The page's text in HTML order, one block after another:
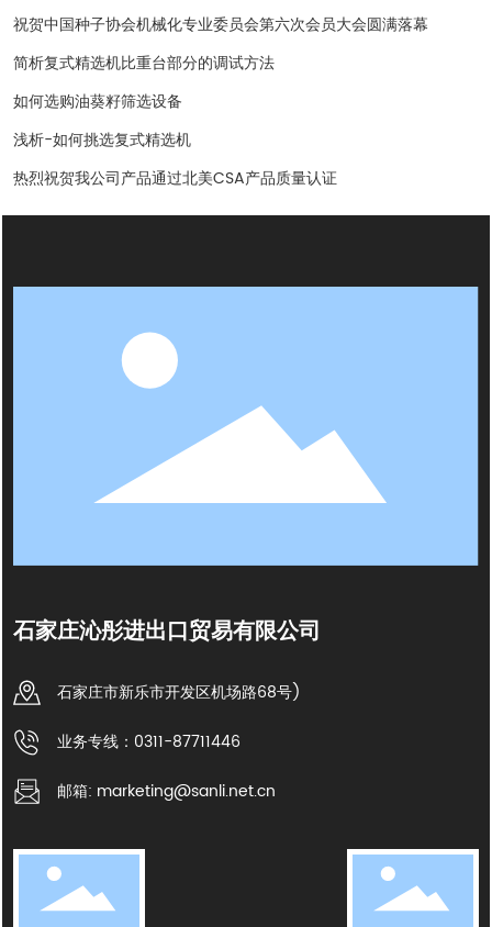
祝贺中国种子协会机械化专业委员会第六次会员大会圆满落幕
简析复式精选机比重台部分的调试方法
如何选购油葵籽筛选设备
浅析-如何挑选复式精选机
热烈祝贺我公司产品通过北美CSA产品质量认证
石家庄沁彤进出口贸易有限公司
石家庄市新乐市开发区机场路68号)
业务专线：0311-87711446
邮箱: marketing@sanli.net.cn